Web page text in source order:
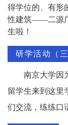
得学位的、有形
性建筑——二源
生啦！
研学活动（三
南京大学因
留学生来到这里
们交流，练练口